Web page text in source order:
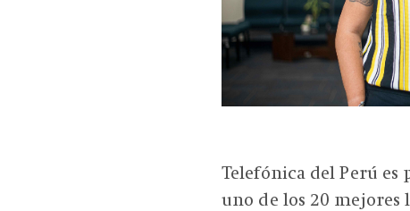
Telefónica del Perú es
uno de los 20 mejores